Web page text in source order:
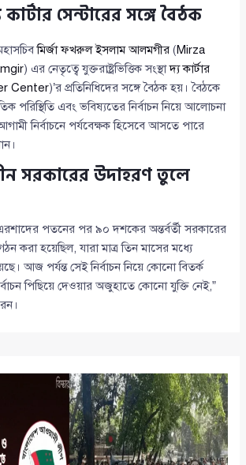
কার্টার সেন্টারের সঙ্গে বৈঠক
মির্জা ফখরুল ইসলাম আলমগীর (Mirza
) এর নেতৃত্বে যুক্তরাষ্ট্রভিত্তিক সংস্থাদ্য কার্টার
Center)’র প্রতিনিধিদের সঙ্গে বৈঠক হয়। বৈঠকে
পরিস্থিতি এবং ভবিষ্যতের নির্বাচন নিয়ে আলোচনা
নির্বাচনে পর্যবেক্ষক হিসেবে আসতে পারে
সরকারের উদাহরণ তুলে
পতনের পর ৯০ দশকের অন্তর্বর্তী সরকারের
করা হয়েছিল, যারা মাত্র তিন মাসের মধ্যে
আজ পর্যন্ত সেই নির্বাচন নিয়ে কোনো বিতর্ক
পিছিয়ে দেওয়ার অজুহাতে কোনো যুক্তি নেই,”